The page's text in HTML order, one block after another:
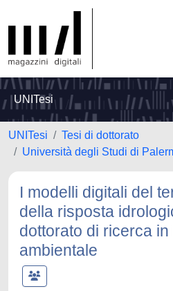
UNITesi
UNITesi
Tesi di dottorato
Università degli Studi di
I modelli digitali del
della risposta
dottorato di ricerca
ambientale